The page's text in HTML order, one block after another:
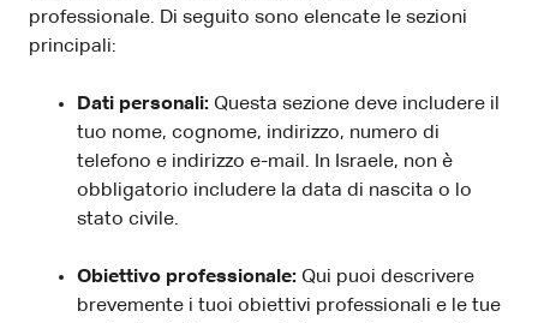
professionale. Di seguito sono elencate le sezioni
principali:
Dati personali: Questa sezione deve includere il
tuo nome, cognome, indirizzo, numero di
telefono e indirizzo e-mail. In Israele, non è
obbligatorio includere la data di nascita o lo
stato civile.
Obiettivo professionale: Qui puoi descrivere
brevemente i tuoi obiettivi professionali e le tue